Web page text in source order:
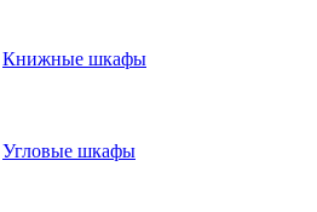
Книжные шкафы
Угловые шкафы